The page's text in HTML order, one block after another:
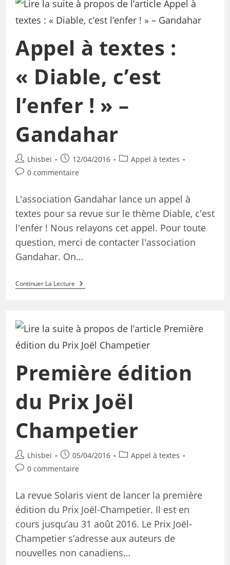
Appel à textes :
« Diable, c’est
l’enfer ! » –
Gandahar
Lhisbei 12/04/2016
Appel à textes
0 commentaire
L'association Gandahar lance un appel à
textes pour sa revue sur le thème Diable, c'est
l'enfer ! Nous relayons cet appel. Pour toute
question, merci de contacter l'association
Gandahar. On…
Continuer La Lecture
Première édition
du Prix Joël
Champetier
Lhisbei 05/04/2016
Appel à textes
0 commentaire
La revue Solaris vient de lancer la première
édition du Prix Joël-Champetier. Il est en
cours jusqu’au 31 août 2016. Le Prix Joël-
Champetier s’adresse aux auteurs de
nouvelles non canadiens…